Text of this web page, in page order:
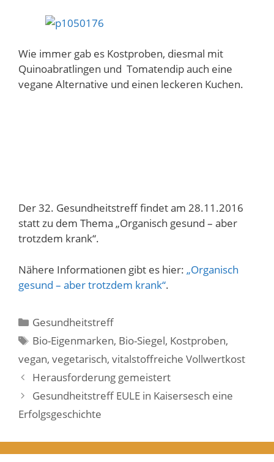
Wie immer gab es Kostproben, diesmal mit
Quinoabratlingen und Tomatendip auch eine
vegane Alternative und einen leckeren Kuchen.
Der 32. Gesundheitstreff findet am 28.11.2016
statt zu dem Thema „Organisch gesund – aber
trotzdem krank“.
Nähere Informationen gibt es hier: „Organisch
gesund – aber trotzdem krank“.
Kategorien
Gesundheitstreff
Schlagwörter
Bio-Eigenmarken, Bio-Siegel, Kostproben,
vegan, vegetarisch, vitalstoffreiche Vollwertkost
Herausforderung gemeistert
Gesundheitstreff EULE in Kaisersesch eine
Erfolgsgeschichte